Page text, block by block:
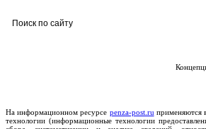
На информационном ресурсе penza-post.ru применяются
технологии (информационные технологии